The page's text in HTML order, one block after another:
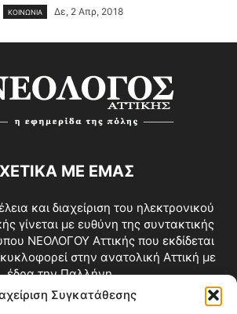
Συγκατάθεσης
ΚΟΙΝΩΝΙΑ Δε, 2 Απρ, 2018
ΜΕ ΕΜΑΣ
και διαχείριση του ηλεκτρονικού
γίνεται με ευθύνη της συντακτικής
ΝΕΟΛΟΓΟΥ Αττικής που εκδίδεται
στην ανατολική Αττική με
έδρα την Παλλήνη.
info@neologosattikis.gr